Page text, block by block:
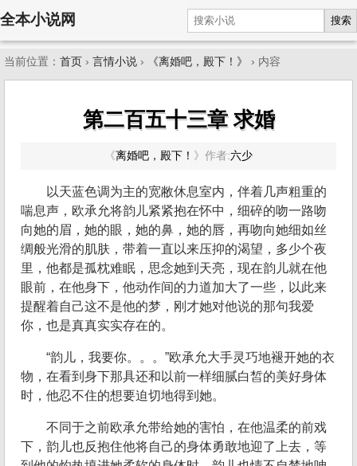
全本小说网 搜索
当前位置： 首页 › 言情小说 › 《离婚吧，殿下！》 › 内容
第二百五十三章 求婚
《离婚吧，殿下！ 》 作者:六少
以天蓝色调为主的宽敝休息室内，伴着几声粗重的
喘息声，欧承允将韵儿紧紧抱在怀中，细碎的吻一路吻
向她的眉，她的眼，她的鼻，她的唇，再吻向她细如丝
绸般光滑的肌肤，带着一直以来压抑的渴望，多少个夜
里，他都是孤枕难眠，思念她到天亮，现在韵儿就在他
眼前，在他身下，他动作间的力道加大了一些，以此来
提醒着自己这不是他的梦，刚才她对他说的那句我爱
你，也是真真实实存在的。
“韵儿，我要你。。。”欧承允大手灵巧地褪开她的衣
物，在看到身下那具还和以前一样细腻白皙的美好身体
时，他忍不住的想要迫切地得到她。
不同于之前欧承允带给她的害怕，在他温柔的前戏
下，韵儿也反抱住他将自己的身体勇敢地迎了上去，等